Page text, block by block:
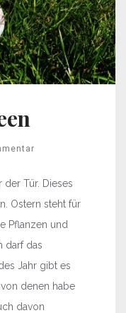
Tür. Dieses
Ostern steht für
Pflanzen und
darf das
Jahr gibt es
denen habe
davon